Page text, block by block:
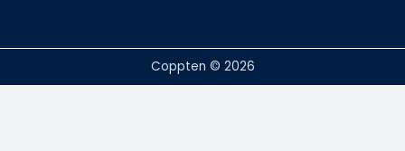
Coppten © 2026